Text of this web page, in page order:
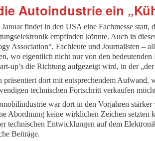
Autoindustrie ein
findet in den USA eine Fachmesse
empfinden könnte. Auch in
Association“, Fachleute und Journalisten –
wo eigentlich nicht nur von den
up’s die Richtung aufgezeigt wird, in der
präsentiert dort mit entsprechendem Aufwand,
technischen Fortschritt verkaufen
war dort in den Vorjahren
Abordnung keine wirklichen Zeichen
technischen Entwicklungen auf dem
Beiträge.